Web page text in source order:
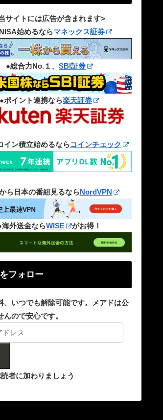
サイトには広告が含まれます>
始めるならマネックス証券
●総合力No.１、 SBI証券
●ポイント連携なら楽天証券
イン積立始めるならコインチェック
ら日本の番組見るならNordVPN
海外送金ならWISE がお得！
フォロー
、いつでも解除可能です。メアドは公
んので安心です。
者に加わりましょう